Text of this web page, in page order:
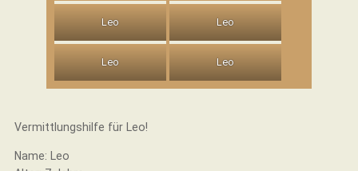
Leo Leo
Leo Leo
Vermittlungshilfe für Leo!
Name: Leo